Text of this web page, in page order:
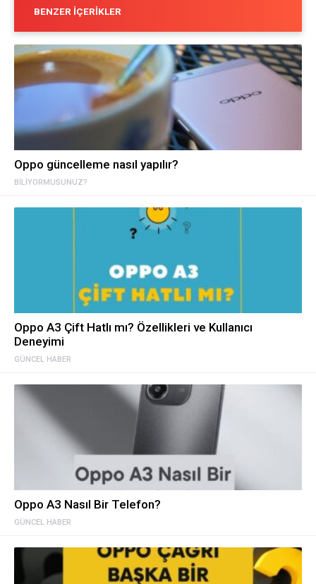
BENZER İÇERIKLER
BILIYORMUSUNUZ?
Oppo güncelleme nasıl yapılır?
GÜNCEL HABER
Oppo A3 Çift Hatlı mı? Özellikleri ve Kullanıcı
Deneyimi
GÜNCEL HABER
Oppo A3 Nasıl Bir Telefon?